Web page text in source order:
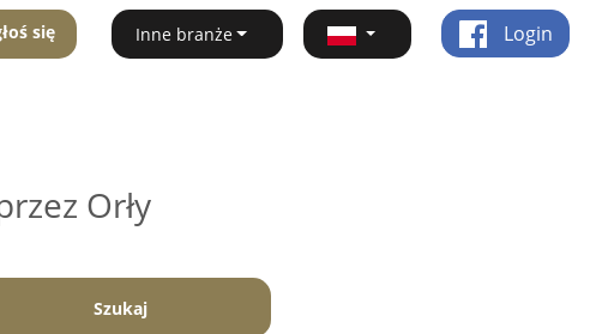
się Inne branże Login
Orły
Szukaj